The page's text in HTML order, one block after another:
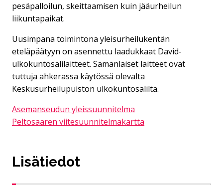
pesäpalloilun, skeittaamisen kuin jääurheilun
liikuntapaikat.
Uusimpana toimintona yleisurheilukentän
eteläpäätyyn on asennettu laadukkaat David-
ulkokuntosalilaitteet. Samanlaiset laitteet ovat
tuttuja ahkerassa käytössä olevalta
Keskusurheilupuiston ulkokuntosalilta.
Asemanseudun yleissuunnitelma
Peltosaaren viitesuunnitelmakartta
Lisätiedot